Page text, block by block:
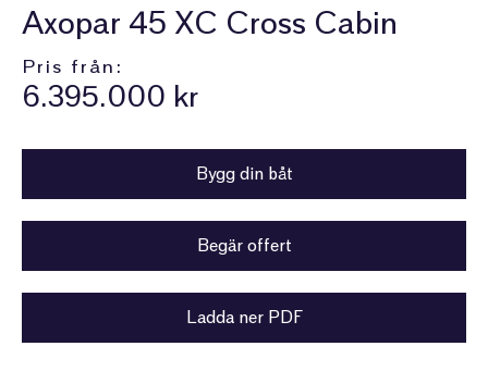
Axopar 45 XC Cross Cabin
Pris från:
6.395.000 kr
Bygg din båt
Begär offert
Ladda ner PDF